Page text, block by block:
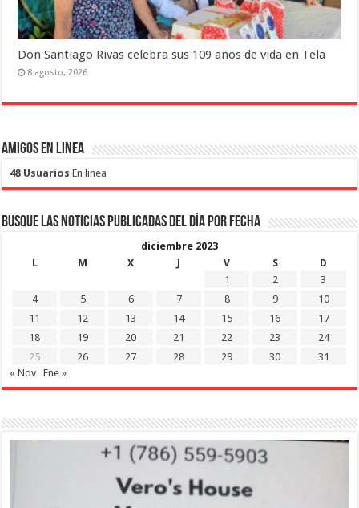
Don Santiago Rivas celebra sus 109 años de vida en Tela
8 agosto, 2026
Amigos en Linea
48 Usuarios En linea
Busque las noticias publicadas del día por fecha
diciembre 2023
L
M X J V S
D
1
2
3
4
5 6 7 8 9
10
11
12 13 14 15 16
17
18
19 20 21 22 23
24
25
26 27 28 29 30
31
« Nov
Ene »